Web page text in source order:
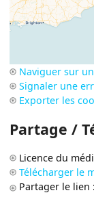
Naviguer sur
Signaler une
Exporter les
Partage /
Licence du
Télécharger le
Partager le lien :